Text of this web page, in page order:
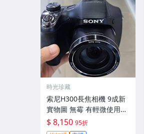
時光珍藏
索尼H300長焦相機 9成新
實物圖 無霉 有輕微使用痕
跡 機身鏡頭原裝 無拆修無
翻新-3430
$ 8,150 95折